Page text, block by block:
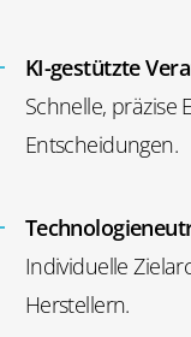
KI-gestützte
Schnelle, präzise
Entscheidungen.
Individuelle
Herstellern.